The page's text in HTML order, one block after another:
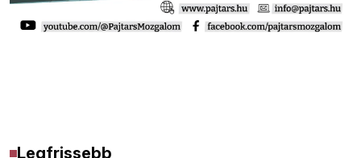
Legfrissebb